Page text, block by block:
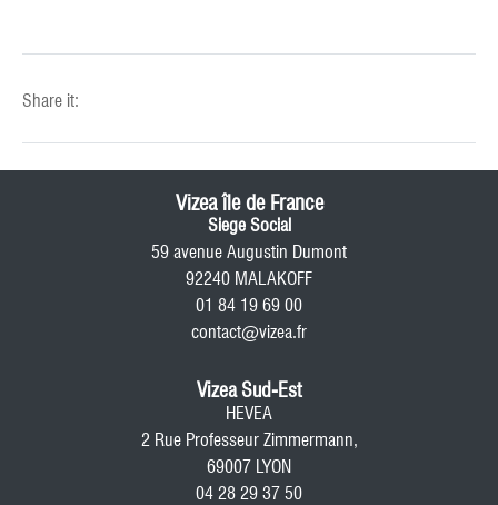
Share it:
Vizea île de France
Siege Social
59 avenue Augustin Dumont
92240 MALAKOFF
01 84 19 69 00
contact@vizea.fr
Vizea Sud-Est
HEVEA
2 Rue Professeur Zimmermann,
69007 LYON
04 28 29 37 50